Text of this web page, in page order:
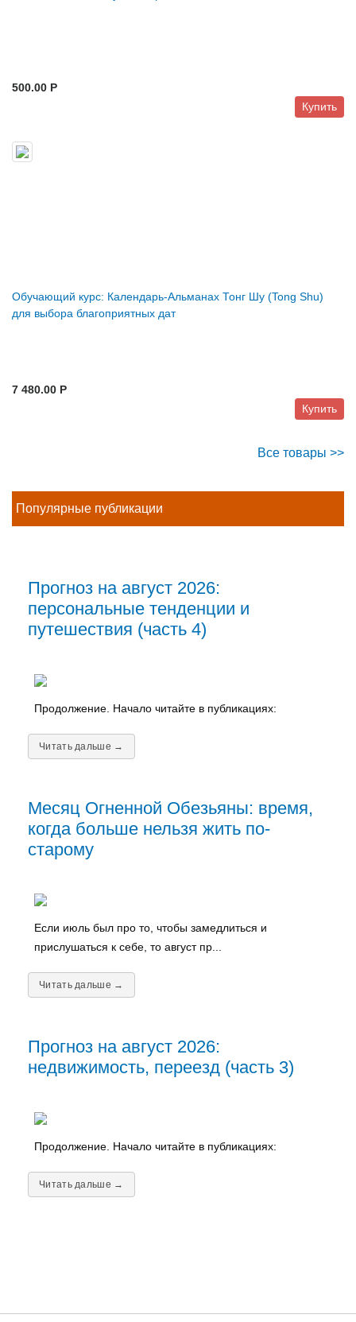
500.00 P
Купить
Обучающий курс: Календарь-Альманах Тонг Шу (Tong Shu)
для выбора благоприятных дат
7 480.00 P
Купить
Все товары >>
Популярные публикации
Прогноз на август 2026:
персональные тенденции и
путешествия (часть 4)
Продолжение. Начало читайте в публикациях:
Читать дальше →
Месяц Огненной Обезьяны: время,
когда больше нельзя жить по-
старому
Если июль был про то, чтобы замедлиться и
прислушаться к себе, то август пр...
Читать дальше →
Прогноз на август 2026:
недвижимость, переезд (часть 3)
Продолжение. Начало читайте в публикациях:
Читать дальше →